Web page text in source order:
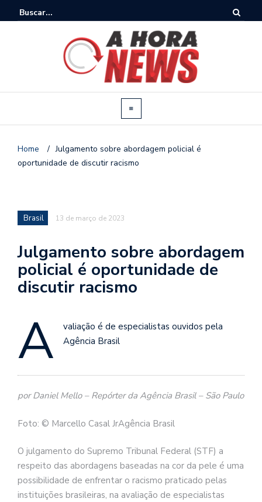
Home / Julgamento sobre abordagem policial é
oportunidade de discutir racismo
Brasil 13 de março de 2023
Julgamento sobre abordagem
policial é oportunidade de
discutir racismo
A
valiação é de especialistas ouvidos pela
Agência Brasil
por Daniel Mello – Repórter da Agência Brasil – São Paulo
Foto: © Marcello Casal JrAgência Brasil
O julgamento do Supremo Tribunal Federal (STF) a
respeito das abordagens baseadas na cor da pele é uma
possibilidade de enfrentar o racismo praticado pelas
instituições brasileiras, na avaliação de especialistas